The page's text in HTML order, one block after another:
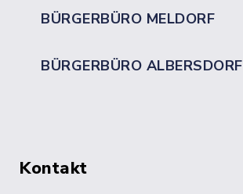
BÜRGERBÜRO MELDORF
BÜRGERBÜRO ALBERSDORF
Kontakt